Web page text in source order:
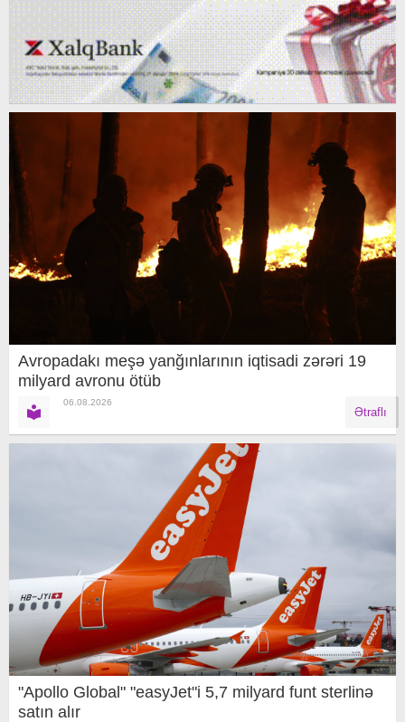
Avropadakı meşə yanğınlarının iqtisadi zərəri 19
milyard avronu ötüb
06.08.2026
Ətraflı
"Apollo Global" "easyJet"i 5,7 milyard funt sterlinə
satın alır